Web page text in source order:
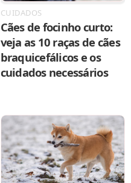
CUIDADOS
Cães de focinho curto:
veja as 10 raças de cães
braquicefálicos e os
cuidados necessários